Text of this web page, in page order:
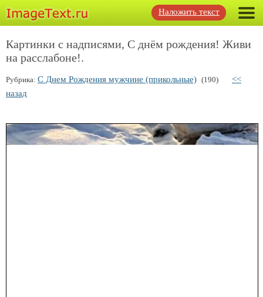
Наложить текст
Картинки с надписями, С днём рождения! Живи
на расслабоне!.
Рубрика: С Днем Рождения мужчине (прикольные) (190)
<<
назад